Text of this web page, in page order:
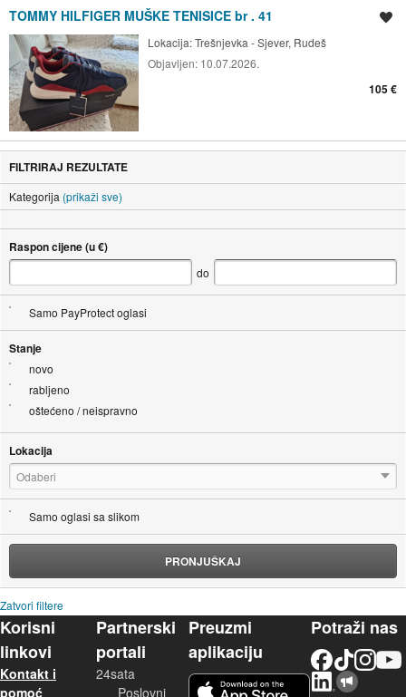
TOMMY HILFIGER MUŠKE TENISICE br . 41
Lokacija:Trešnjevka - Sjever, Rudeš
Objavljen: 10.07.2026.
105 €
FILTRIRAJ REZULTATE
Kategorija (prikaži sve)
Raspon cijene (u €)
do
Samo PayProtect oglasi
Stanje
novo
rabljeno
oštećeno / neispravno
Lokacija
Odaberi
Samo oglasi sa slikom
PRONJUŠKAJ
Zatvori filtere
Korisni
linkovi
Kontakt i
pomoć
Partnerski
portali
24sata
Poslovni
Preuzmi
aplikaciju
Potraži nas